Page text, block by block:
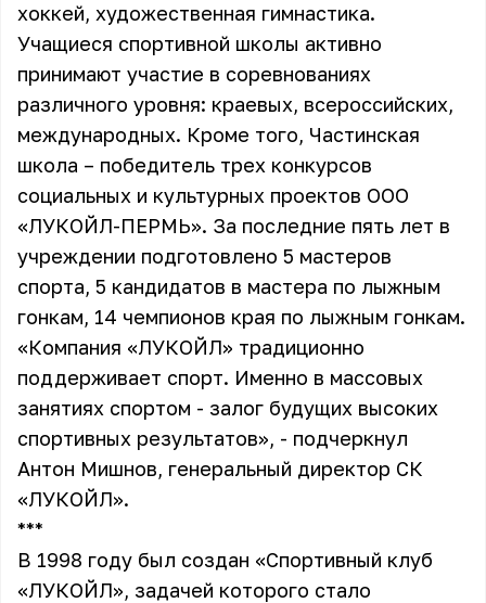
хоккей, художественная гимнастика.
Учащиеся спортивной школы активно
принимают участие в соревнованиях
различного уровня: краевых, всероссийских,
международных. Кроме того, Частинская
школа – победитель трех конкурсов
социальных и культурных проектов ООО
«ЛУКОЙЛ-ПЕРМЬ». За последние пять лет в
учреждении подготовлено 5 мастеров
спорта, 5 кандидатов в мастера по лыжным
гонкам, 14 чемпионов края по лыжным гонкам.
«Компания «ЛУКОЙЛ» традиционно
поддерживает спорт. Именно в массовых
занятиях спортом - залог будущих высоких
спортивных результатов», - подчеркнул
Антон Мишнов, генеральный директор СК
«ЛУКОЙЛ».
***
В 1998 году был создан «Спортивный клуб
«ЛУКОЙЛ», задачей которого стало